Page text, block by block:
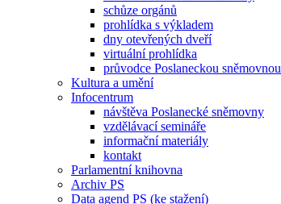
schůze orgánů
prohlídka s výkladem
dny otevřených dveří
virtuální prohlídka
průvodce Poslaneckou sněmovnou
Kultura a umění
Infocentrum
návštěva Poslanecké sněmovny
vzdělávací semináře
informační materiály
kontakt
Parlamentní knihovna
Archiv PS
Data agend PS (ke stažení)